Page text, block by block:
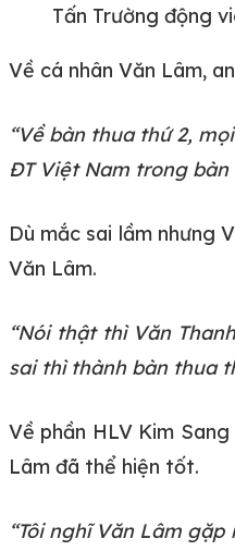
Tấn Trường động
Về cá nhân Văn Lâm,
“Về bàn thua thứ 2,
ĐT Việt Nam trong bàn
Dù mắc sai lầm nhưng
Văn Lâm.
“Nói thật thì Văn
sai thì thành bàn thua
Về phần HLV Kim
Lâm đã thể hiện tốt.
“Tôi nghĩ Văn Lâm